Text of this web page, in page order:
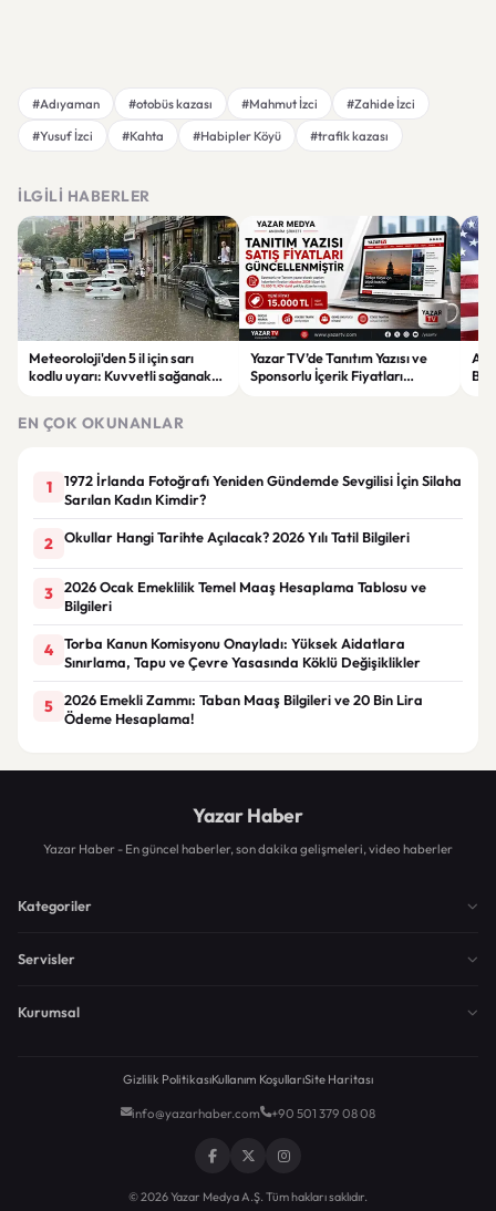
#Adıyaman #otobüs kazası #Mahmut İzci
#Zahide İzci
#Yusuf İzci
#Kahta #Habipler Köyü #trafik kazası
İLGILI HABERLER
Meteoroloji'den 5 il için sarı
kodlu uyarı: Kuvvetli sağanak
Yazar TV’de Tanıtım Yazısı ve
Sponsorlu İçerik Fiyatları
EN ÇOK OKUNANLAR
1
1972 İrlanda Fotoğrafı Yeniden Gündemde Sevgilisi İçin Silaha
Sarılan Kadın Kimdir?
2 Okullar Hangi Tarihte Açılacak? 2026 Yılı Tatil Bilgileri
3
2026 Ocak Emeklilik Temel Maaş Hesaplama Tablosu ve
Bilgileri
4
Torba Kanun Komisyonu Onayladı: Yüksek Aidatlara
Sınırlama, Tapu ve Çevre Yasasında Köklü Değişiklikler
5
2026 Emekli Zammı: Taban Maaş Bilgileri ve 20 Bin Lira
Ödeme Hesaplama!
Yazar Haber
Yazar Haber - En güncel haberler, son dakika gelişmeleri, video haberler
Kategoriler
Servisler
Kurumsal
Gizlilik PolitikasıKullanım KoşullarıSite Haritası
info@yazarhaber.com +90 501 379 08 08
© 2026 Yazar Medya A.Ş. Tüm hakları saklıdır.